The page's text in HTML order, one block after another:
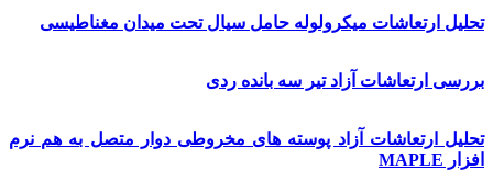
تحلیل ارتعاشات میکرولوله حامل سیال تحت میدان مغناطیسی
بررسی ارتعاشات آزاد تیر سه بانده ردی
تحليل ارتعاشات آزاد پوسته­ های مخروطی دوار متصل به هم نرم
افزار MAPLE